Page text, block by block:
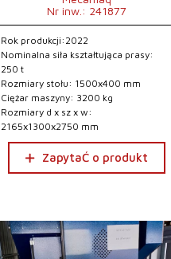
Nr inw.: 241877
Rok produkcji:2022
Nominalna siła kształtująca prasy:
250 t
Rozmiary stołu: 1500x400 mm
Ciężar maszyny: 3200 kg
Rozmiary d x sz x w:
2165x1300x2750 mm
ZapytaĆ o produkt